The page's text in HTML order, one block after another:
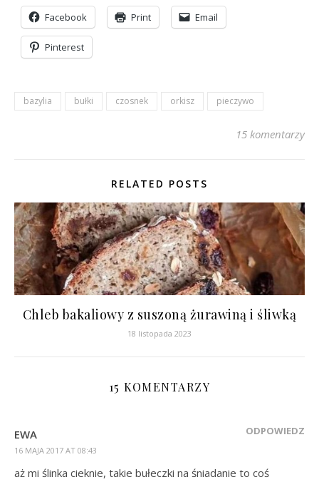
Facebook Print Email
Pinterest
bazylia bułki czosnek orkisz pieczywo
15 komentarzy
RELATED POSTS
Chleb bakaliowy z suszoną żurawiną i śliwką
18 listopada 2023
15 KOMENTARZY
EWA
16 MAJA 2017 AT 08:43
ODPOWIEDZ
aż mi ślinka cieknie, takie bułeczki na śniadanie to coś